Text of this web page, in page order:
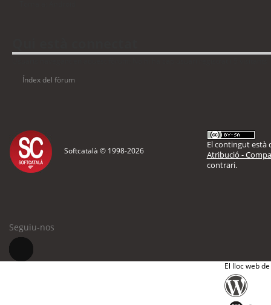
Índex del fòrum
Softcatalà © 1998-2026
El contingut està
Atribució -
contrari.
Seguiu-nos
El lloc web